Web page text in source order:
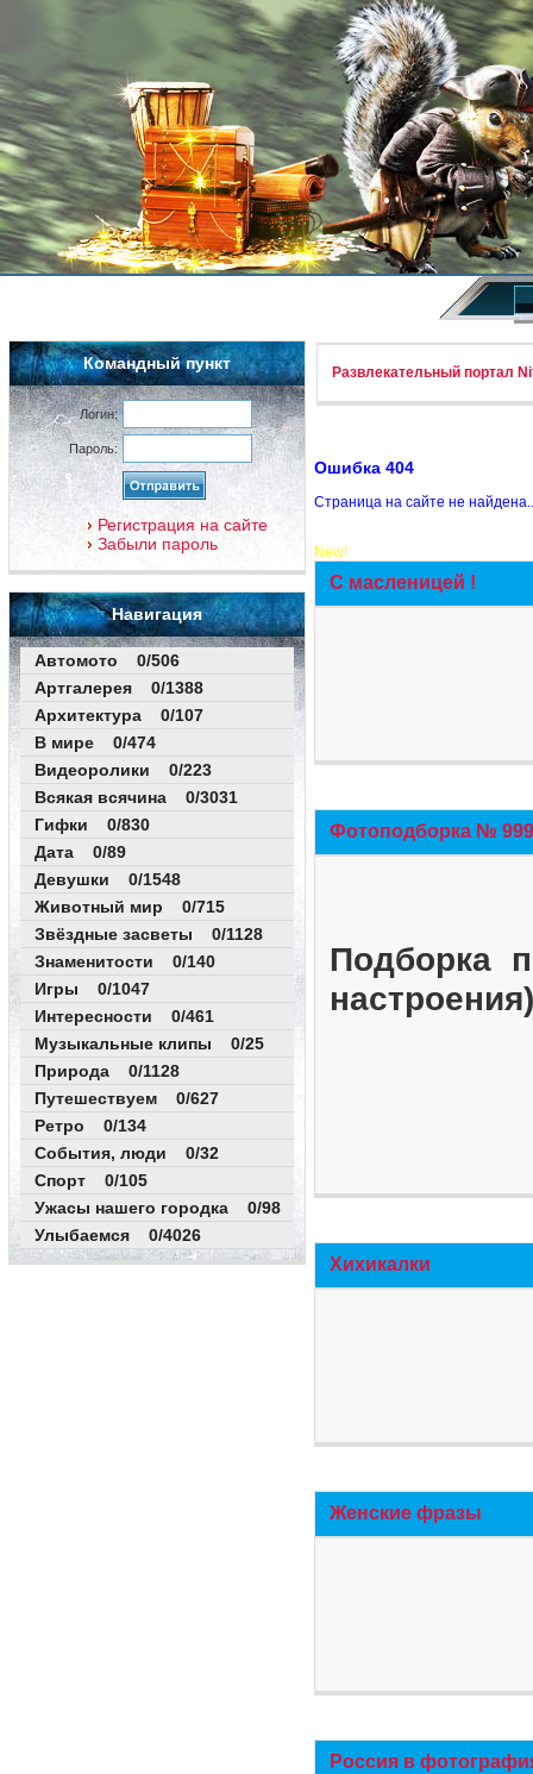
Командный пункт
Логин:
Пароль:
Регистрация на сайте
Забыли пароль
Навигация
Автомото 0/506
Артгалерея 0/1388
Архитектура 0/107
В мире 0/474
Видеоролики 0/223
Всякая всячина 0/3031
Гифки 0/830
Дата 0/89
Девушки 0/1548
Животный мир 0/715
Звёздные засветы 0/1128
Знаменитости 0/140
Игры 0/1047
Интересности 0/461
Музыкальные клипы 0/25
Природа 0/1128
Путешествуем 0/627
Ретро 0/134
События, люди 0/32
Спорт 0/105
Ужасы нашего городка 0/98
Улыбаемся 0/4026
Развлекательный портал
Ошибка 404
Страница на сайте не
New!
С масленицей !
Фотоподборка №
Подборка
Хихикалки
Женские фразы
Россия в